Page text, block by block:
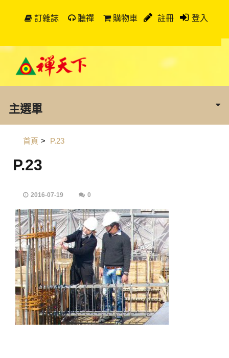
訂雜誌 聽禪 購物車 註冊 登入
主選單
首頁 > P.23
P.23
2016-07-19 0